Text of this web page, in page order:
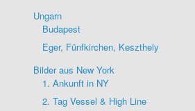
Ungarn
Budapest
Eger, Fünfkirchen, Keszthely
Bilder aus New York
1. Ankunft in NY
2. Tag Vessel & High Line